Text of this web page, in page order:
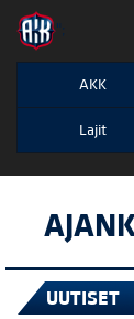
";
AKK
Lajit
UUTISET